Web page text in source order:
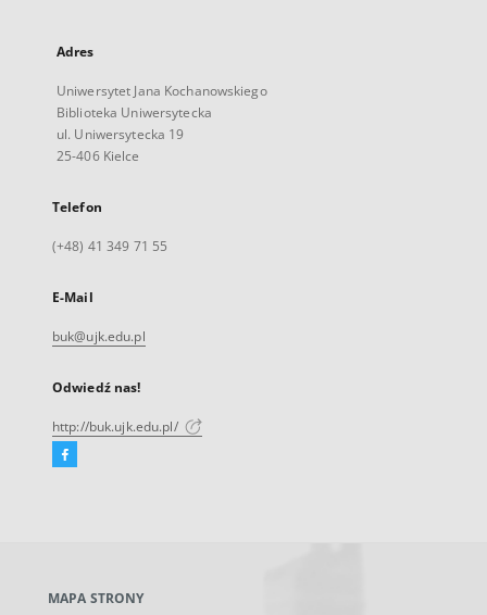
Adres
Uniwersytet Jana Kochanowskiego
Biblioteka Uniwersytecka
ul. Uniwersytecka 19
25-406 Kielce
Telefon
(+48) 41 349 71 55
E-Mail
buk@ujk.edu.pl
Odwiedź nas!
http://buk.ujk.edu.pl/
Facebook
karcie
MAPA STRONY